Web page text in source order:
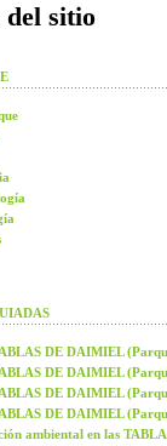
sitio
DE DAIMIEL
DE DAIMIEL
DE DAIMIEL
DE DAIMIEL
ambiental en las